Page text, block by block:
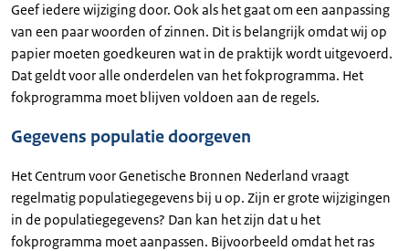
Geef iedere wijziging door. Ook als het gaat om een aanpassing
van een paar woorden of zinnen. Dit is belangrijk omdat wij op
papier moeten goedkeuren wat in de praktijk wordt uitgevoerd.
Dat geldt voor alle onderdelen van het fokprogramma. Het
fokprogramma moet blijven voldoen aan de regels.
Gegevens populatie doorgeven
Het Centrum voor Genetische Bronnen Nederland vraagt
regelmatig populatiegegevens bij u op. Zijn er grote wijzigingen
in de populatiegegevens? Dan kan het zijn dat u het
fokprogramma moet aanpassen. Bijvoorbeeld omdat het ras